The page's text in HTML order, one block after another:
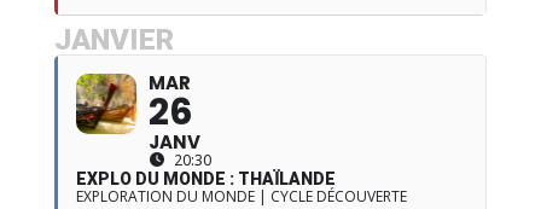
JANVIER
MAR
26
JANV
20:30
EXPLO DU MONDE : THAÏLANDE
EXPLORATION DU MONDE | CYCLE DÉCOUVERTE